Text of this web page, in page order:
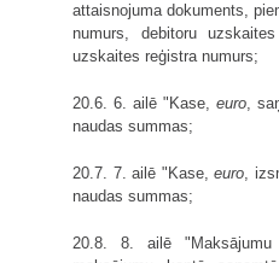
attaisnojuma dokuments,
numurs, debitoru
uzskaites reģistra numurs;
20.6. 6. ailē "Kase, euro,
naudas summas;
20.7. 7. ailē "Kase, euro,
naudas summas;
20.8. 8. ailē